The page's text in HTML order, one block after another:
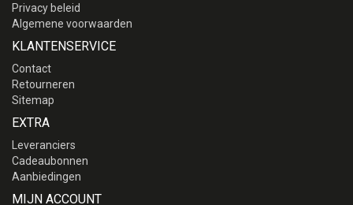
Privacy beleid
Algemene voorwaarden
KLANTENSERVICE
Contact
Retourneren
Sitemap
EXTRA
Leveranciers
Cadeaubonnen
Aanbiedingen
MIJN ACCOUNT